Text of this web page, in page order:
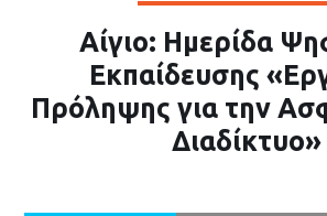
Αίγιο: Ημερίδα
Εκπαίδευσης
Πρόληψης για την
Διαδίκτυο»